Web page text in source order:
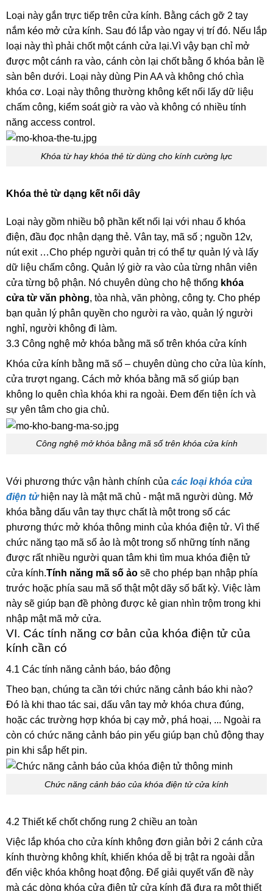
Loại này gắn trực tiếp trên cửa kính. Bằng cách gỡ 2 tay
nắm kéo mở cửa kính. Sau đó lắp vào ngay vị trí đó. Nếu lắp
loại này thì phải chốt một cánh cửa lại.Vì vậy bạn chỉ mở
được một cánh ra vào, cánh còn lại chốt bằng ổ khóa bản lề
sàn bên dưới. Loại này dùng Pin AA và không chó chìa
khóa cơ. Loại này thông thường không kết nối lấy dữ liệu
chấm công, kiểm soát giờ ra vào và không có nhiều tính
năng access control.
Khóa từ hay khóa thẻ từ dùng cho kính cường lực
Khóa thẻ từ dạng kết nối dây
Loại này gồm nhiều bộ phần kết nối lại với nhau ổ khóa
điện, đầu đọc nhận dạng thẻ. Vân tay, mã số ; nguồn 12v,
nút exit …Cho phép người quản trị có thể tự quản lý và lấy
dữ liệu chấm công. Quản lý giờ ra vào của từng nhân viên
cửa từng bộ phận. Nó chuyên dùng cho hệ thống khóa
cửa từ văn phòng, tòa nhà, văn phòng, công ty. Cho phép
bạn quản lý phân quyền cho người ra vào, quản lý người
nghỉ, người không đi làm.
3.3 Công nghệ mở khóa bằng mã số trên khóa cửa kính
Khóa cửa kính bằng mã số – chuyên dùng cho cửa lùa kính,
cửa trượt ngang. Cách mở khóa bằng mã số giúp bạn
không lo quên chìa khóa khi ra ngoài. Đem đến tiện ích và
sự yên tâm cho gia chủ.
Công nghệ mở khóa bằng mã số trên khóa cửa kính
Với phương thức vận hành chính của các loại khóa cửa
điện tửhiện nay là mật mã chủ - mật mã người dùng. Mở
khóa bằng dấu vân tay thực chất là một trong số các
phương thức mở khóa thông minh của khóa điện tử. Vì thế
chức năng tạo mã số ảo là một trong số những tính năng
được rất nhiều người quan tâm khi tìm mua khóa điện tử
cửa kính.Tính năng mã số ảo sẽ cho phép bạn nhập phía
trước hoặc phía sau mã số thật một dãy số bất kỳ. Việc làm
này sẽ giúp bạn đề phòng được kẻ gian nhìn trộm trong khi
nhập mật mã mở cửa.
VI. Các tính năng cơ bản của khóa điện tử của
kính cần có
4.1 Các tính năng cảnh báo, báo động
Theo bạn, chúng ta cần tới chức năng cảnh báo khi nào?
Đó là khi thao tác sai, dấu vân tay mở khóa chưa đúng,
hoặc các trường hợp khóa bị cạy mở, phá hoại, ... Ngoài ra
còn có chức năng cảnh báo pin yếu giúp bạn chủ động thay
pin khi sắp hết pin.
Chức năng cảnh báo của khóa điện tử cửa kính
4.2 Thiết kế chốt chống rung 2 chiều an toàn
Việc lắp khóa cho cửa kính không đơn giản bởi 2 cánh cửa
kính thường không khít, khiến khóa dễ bị trật ra ngoài dẫn
đến việc khóa không hoạt động. Để giải quyết vấn đề này
mà các dòng khóa cửa điện tử cửa kính đã đưa ra một thiết